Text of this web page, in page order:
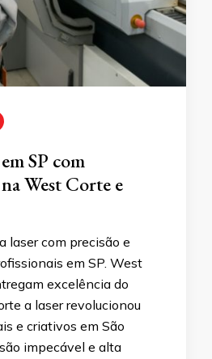
SP com
West Corte e
laser com precisão e
em SP. West
excelência do
a laser revolucionou
e criativos em São
impecável e alta